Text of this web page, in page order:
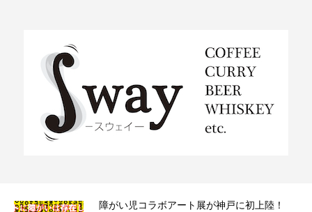
障がい児コラボアート展が神戸に初上陸！